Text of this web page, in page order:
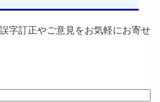
字訂正やご意見をお気軽にお寄せ